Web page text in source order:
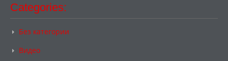
Categories:
Без категории
Видео